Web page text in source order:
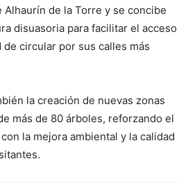
de la Torre y se concibe
disuasoria para facilitar el acceso
circular por sus calles más
la creación de nuevas zonas
más de 80 árboles, reforzando el
la mejora ambiental y la calidad